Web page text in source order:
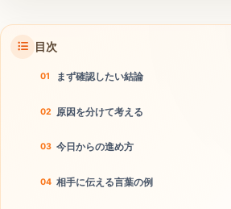
目次
まず確認したい結論
原因を分けて考える
今日からの進め方
相手に伝える言葉の例